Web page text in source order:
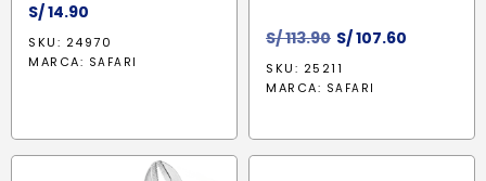
S/14.90
SKU: 24970
MARCA: SAFARI
S/113.90 El
precio
original
S/107.60
SKU: 25211
MARCA: SAFARI